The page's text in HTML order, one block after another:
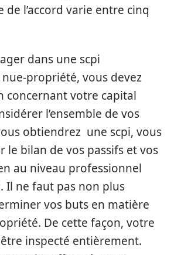
de l’accord varie entre cinq
dans une scpi
propriété, vous devez
concernant votre capital
l’ensemble de vos
obtiendrez une scpi, vous
le bilan de vos passifs et vos
au niveau professionnel
Il ne faut pas non plus
vos buts en matière
De cette façon, votre
inspecté entièrement.